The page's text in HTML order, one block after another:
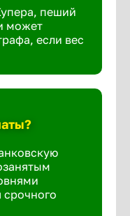
пеший
может
если вес
срочного